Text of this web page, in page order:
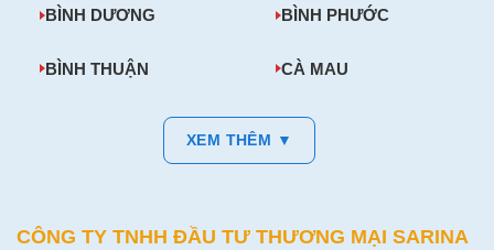
BÌNH DƯƠNG BÌNH PHƯỚC
BÌNH THUẬN CÀ MAU
XEM THÊM ▼
CÔNG TY TNHH ĐẦU TƯ THƯƠNG MẠI SARINA